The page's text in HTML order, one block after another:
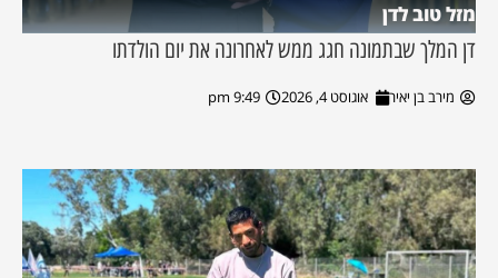
מזל טוב לדן
דן המלך שבתמונה חגג ממש לאחרונה את יום הולדתו
מירב בן יאיר אוגוסט 4, 2026 9:49 pm